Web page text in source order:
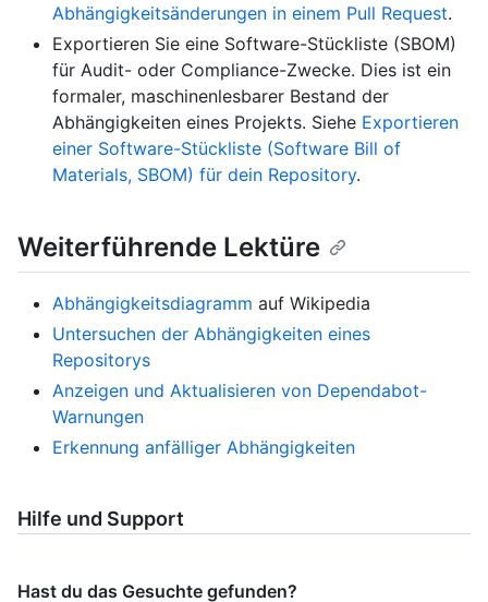
Abhängigkeitsänderungen in einem Pull Request.
Exportieren Sie eine Software-Stückliste (SBOM)
für Audit- oder Compliance-Zwecke. Dies ist ein
formaler, maschinenlesbarer Bestand der
Abhängigkeiten eines Projekts. Siehe Exportieren
einer Software-Stückliste (Software Bill of
Materials, SBOM) für dein Repository.
Weiterführende Lektüre
Abhängigkeitsdiagramm auf Wikipedia
Untersuchen der Abhängigkeiten eines
Repositorys
Anzeigen und Aktualisieren von Dependabot-
Warnungen
Erkennung anfälliger Abhängigkeiten
Hilfe und Support
Hast du das Gesuchte gefunden?